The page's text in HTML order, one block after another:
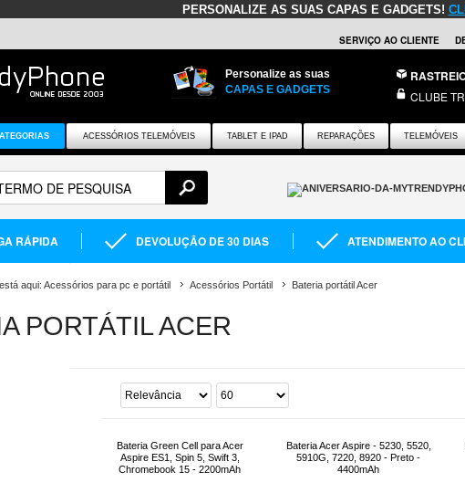
PERSONALIZE AS SUAS CAPAS E GADGETS!
SERVIÇO AO CLIENTE
Personalize as suas
CAPAS E GADGETS
CLUBE
ACESSÓRIOS TELEMÓVEIS TABLET E IPAD REPARAÇÕES TELEMÓVEIS
RÁPIDA DEVOLUÇÃO DE 30 DIAS ATENDIMENTO AO
aqui: Acessórios para pc e portátil Acessórios Portátil Bateria portátil Acer
PORTÁTIL ACER
Bateria Green Cell para Acer
Aspire ES1, Spin 5, Swift 3,
Chromebook 15 - 2200mAh
Bateria Acer Aspire - 5230, 5520,
5910G, 7220, 8920 - Preto -
4400mAh